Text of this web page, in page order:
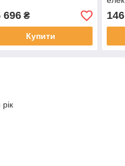
696₴
Купити